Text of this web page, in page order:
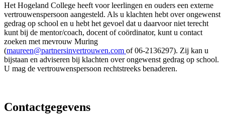
Het Hogeland College heeft voor leerlingen en ouders een externe
vertrouwenspersoon aangesteld. Als u klachten hebt over ongewenst
gedrag op school en u hebt het gevoel dat u daarvoor niet terecht
kunt bij de mentor/coach, docent of coördinator, kunt u contact
zoeken met mevrouw Muring
(maureen@partnersinvertrouwen.com of 06-2136297). Zij kan u
bijstaan en adviseren bij klachten over ongewenst gedrag op school.
U mag de vertrouwenspersoon rechtstreeks benaderen.
Contactgegevens